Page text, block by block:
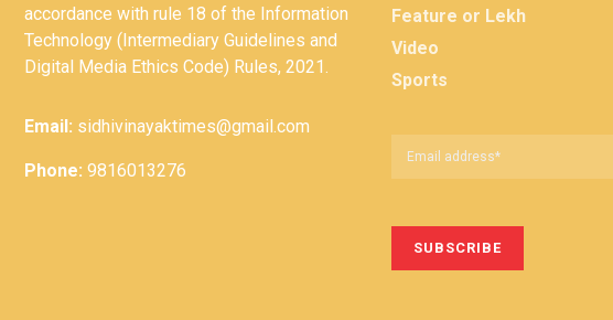
accordance with rule 18 of the Information
Technology (Intermediary Guidelines and
Digital Media Ethics Code) Rules, 2021.
Email: sidhivinayaktimes@gmail.com
Phone: 9816013276
Feature or Lekh
Video
Sports